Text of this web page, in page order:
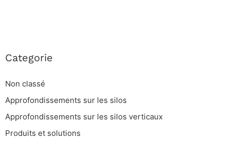
Categorie
Non classé
Approfondissements sur les silos
Approfondissements sur les silos verticaux
Produits et solutions